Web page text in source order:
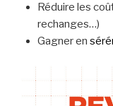
Réduire les
rechanges…)
Gagner en